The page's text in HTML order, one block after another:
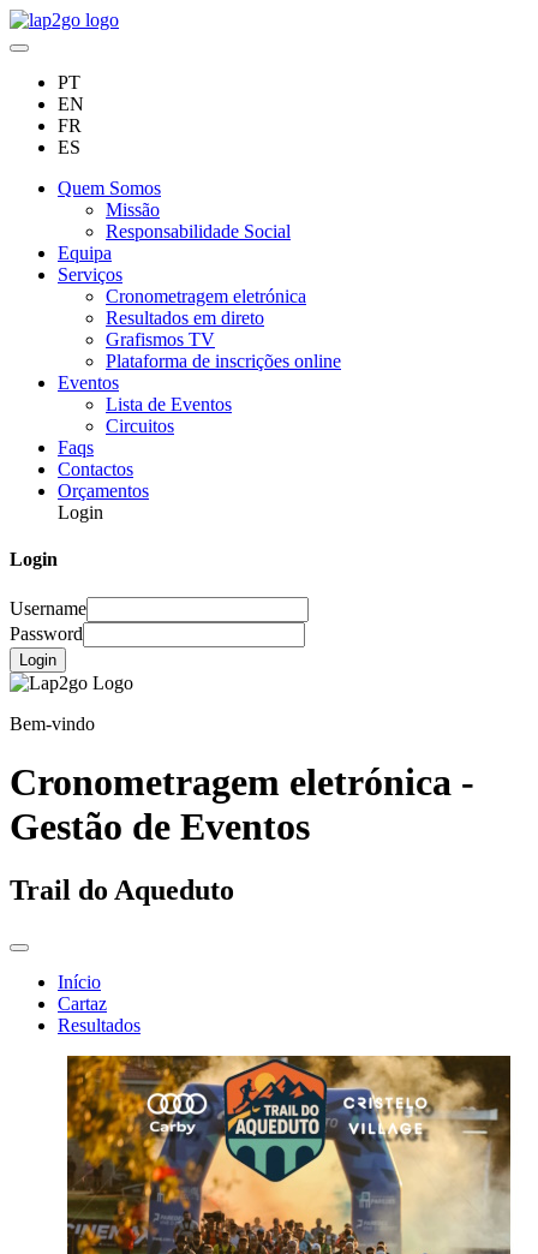
PT
EN
FR
ES
Quem Somos
Missão
Responsabilidade Social
Equipa
Serviços
Cronometragem eletrónica
Resultados em direto
Grafismos TV
Plataforma de inscrições online
Eventos
Lista de Eventos
Circuitos
Faqs
Contactos
Orçamentos
Login
Login
Username
Password
Login
Bem-vindo
Cronometragem eletrónica -
Gestão de Eventos
Trail do Aqueduto
Início
Cartaz
Resultados